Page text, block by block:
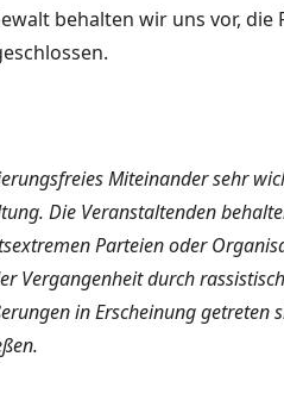
behalten wir uns vor, die
Miteinander sehr
Die Veranstaltenden
Parteien oder
Vergangenheit durch
in Erscheinung getreten